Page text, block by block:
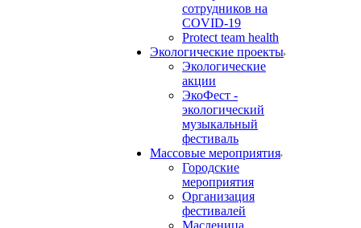
сотрудников на
COVID-19
Protect team health
Экологические проекты
Экологические
акции
ЭкоФест -
экологический
музыкальный
фестиваль
Массовые мероприятия
Городские
мероприятия
Организация
фестивалей
Масленица